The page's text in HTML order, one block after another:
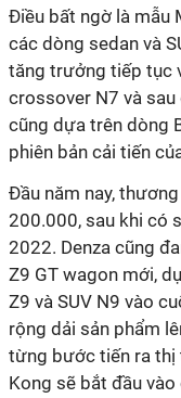
Điều bất ngờ là mẫu
các dòng sedan và
tăng trưởng tiếp tục
crossover N7 và sau
cũng dựa trên dòng
phiên bản cải tiến
Đầu năm nay,
200.000, sau khi có
2022. Denza cũng
Z9 GT wagon mới,
Z9 và SUV N9 vào
rộng dải sản phẩm
từng bước tiến ra thị
Kong sẽ bắt đầu vào